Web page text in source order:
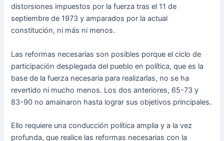
distorsiones impuestos por la fuerza tras el 11 de
septiembre de 1973 y amparados por la actual
constitución, ni más ni menos.
Las reformas necesarias son posibles porque el ciclo de
participación desplegada del pueblo en política, que es la
base de la fuerza necesaria para realizarlas, no se ha
revertido ni mucho menos. Los dos anteriores, 65-73 y
83-90 no amainaron hasta lograr sus objetivos principales.
Ello requiere una conducción política amplia y a la vez
profunda, que realice las reformas necesarias con la